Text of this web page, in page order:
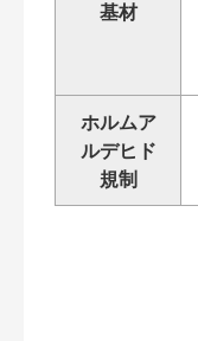
基材
ホルムア
ルデヒド
規制